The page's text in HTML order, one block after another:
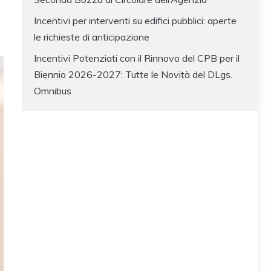
Incentivi per interventi su edifici pubblici: aperte
le richieste di anticipazione
Incentivi Potenziati con il Rinnovo del CPB per il
Biennio 2026-2027: Tutte le Novità del DLgs.
Omnibus